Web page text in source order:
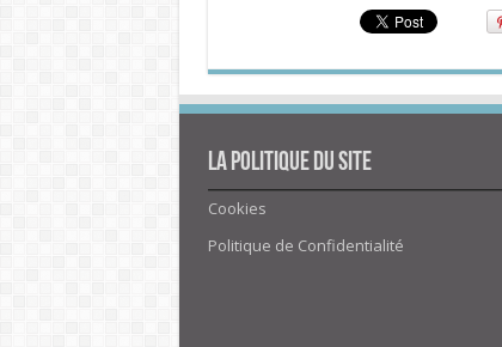
La politique du site
Cookies
Politique de Confidentialité